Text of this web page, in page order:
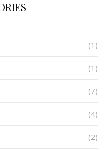
(1)
(1)
(7)
(4)
(2)